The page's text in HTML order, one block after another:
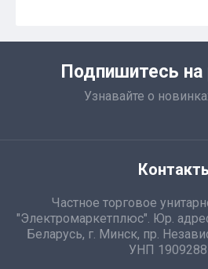
Подпишитесь на
Узнавайте о
Частное торговое
"Электромаркетплюс". Юр.
Беларусь, г. Минск, пр.
УНП